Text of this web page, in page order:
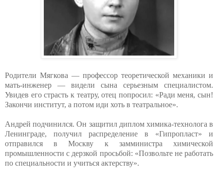
Родители Мягкова — профессор теоретической механики и
мать-инженер — видели сына серьезным специалистом.
Увидев его страсть к театру, отец попросил: «Ради меня, сын!
Закончи институт, а потом иди хоть в театральное».
Андрей подчинился. Он защитил диплом химика-технолога в
Ленинграде, получил распределение в «Гипропласт» и
отправился в Москву к замминистра химической
промышленности с дерзкой просьбой: «Позвольте не работать
по специальности и учиться актерству».